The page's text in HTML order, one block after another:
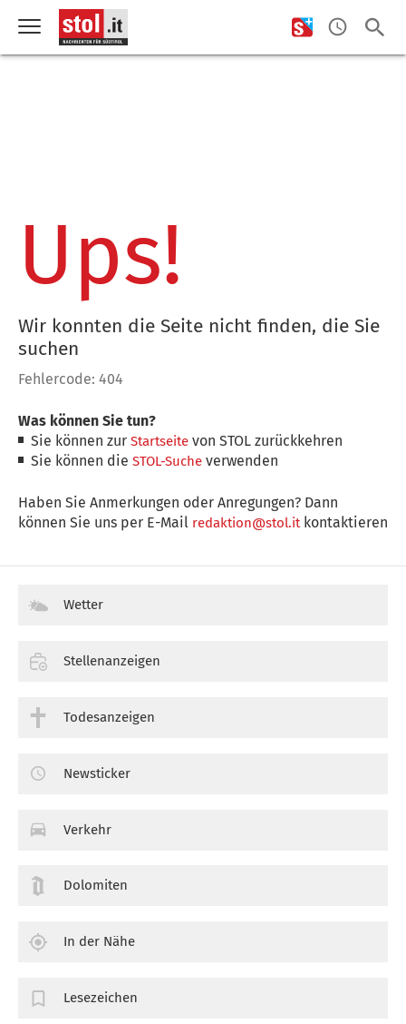
Ups!
Wir konnten die Seite nicht finden, die Sie
suchen
Fehlercode: 404
Was können Sie tun?
Sie können zurStartseite von STOL zurückkehren
Sie können dieSTOL-Suche verwenden
Haben Sie Anmerkungen oder Anregungen? Dann
können Sie uns per E-Mail redaktion@stol.itkontaktieren
Wetter
Stellenanzeigen
Todesanzeigen
Newsticker
Verkehr
Dolomiten
In der Nähe
Lesezeichen